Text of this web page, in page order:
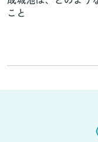
こと